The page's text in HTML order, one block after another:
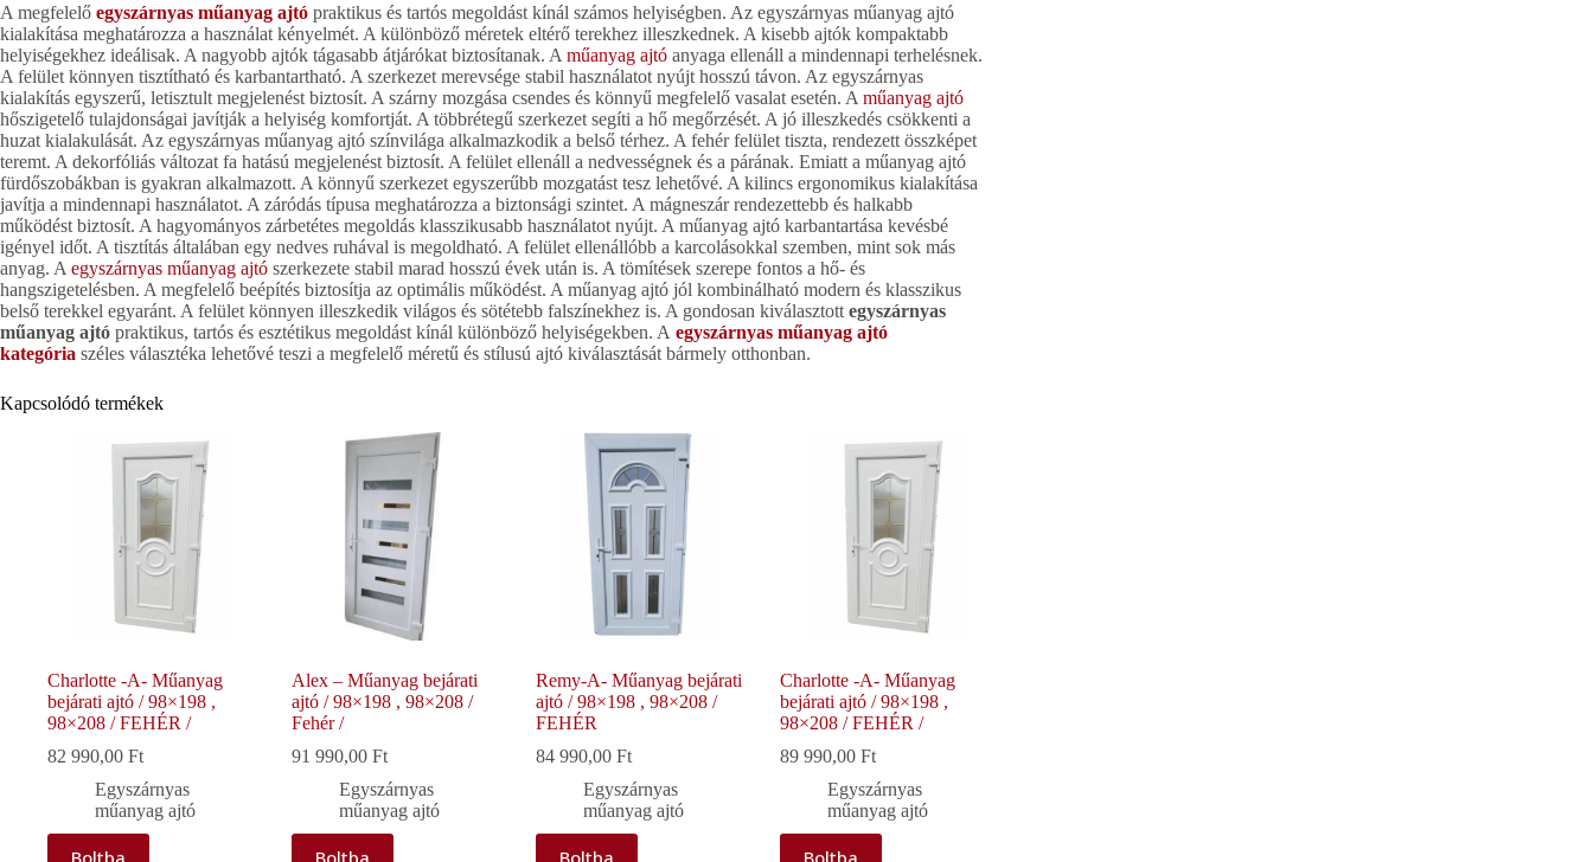
A megfelelő egyszárnyas műanyag ajtó praktikus és tartós megoldást kínál számos helyiségben. Az egyszárnyas műanyag ajtó
kialakítása meghatározza a használat kényelmét. A különböző méretek eltérő terekhez illeszkednek. A kisebb ajtók kompaktabb
helyiségekhez ideálisak. A nagyobb ajtók tágasabb átjárókat biztosítanak. A műanyag ajtó anyaga ellenáll a mindennapi terhelésnek.
A felület könnyen tisztítható és karbantartható. A szerkezet merevsége stabil használatot nyújt hosszú távon. Az egyszárnyas
kialakítás egyszerű, letisztult megjelenést biztosít. A szárny mozgása csendes és könnyű megfelelő vasalat esetén. A műanyag ajtó
hőszigetelő tulajdonságai javítják a helyiség komfortját. A többrétegű szerkezet segíti a hő megőrzését. A jó illeszkedés csökkenti a
huzat kialakulását. Az egyszárnyas műanyag ajtó színvilága alkalmazkodik a belső térhez. A fehér felület tiszta, rendezett összképet
teremt. A dekorfóliás változat fa hatású megjelenést biztosít. A felület ellenáll a nedvességnek és a párának. Emiatt a műanyag ajtó
fürdőszobákban is gyakran alkalmazott. A könnyű szerkezet egyszerűbb mozgatást tesz lehetővé. A kilincs ergonomikus kialakítása
javítja a mindennapi használatot. A záródás típusa meghatározza a biztonsági szintet. A mágneszár rendezettebb és halkabb
működést biztosít. A hagyományos zárbetétes megoldás klasszikusabb használatot nyújt. A műanyag ajtó karbantartása kevésbé
igényel időt. A tisztítás általában egy nedves ruhával is megoldható. A felület ellenállóbb a karcolásokkal szemben, mint sok más
anyag. A egyszárnyas műanyag ajtó szerkezete stabil marad hosszú évek után is. A tömítések szerepe fontos a hő- és
hangszigetelésben. A megfelelő beépítés biztosítja az optimális működést. A műanyag ajtó jól kombinálható modern és klasszikus
belső terekkel egyaránt. A felület könnyen illeszkedik világos és sötétebb falszínekhez is. A gondosan kiválasztott egyszárnyas
műanyag ajtó praktikus, tartós és esztétikus megoldást kínál különböző helyiségekben. A egyszárnyas műanyag ajtó
kategória széles választéka lehetővé teszi a megfelelő méretű és stílusú ajtó kiválasztását bármely otthonban.
Kapcsolódó termékek
Charlotte -A- Műanyag
bejárati ajtó / 98×198 ,
98×208 / FEHÉR /
82 990,00 Ft
Egyszárnyas
műanyag ajtó
Boltba
Alex – Műanyag bejárati
ajtó / 98×198 , 98×208 /
Fehér /
91 990,00Ft
Egyszárnyas
műanyag ajtó
Boltba
Remy-A- Műanyag bejárati
ajtó / 98×198 , 98×208 /
FEHÉR
84 990,00Ft
Egyszárnyas
műanyag ajtó
Boltba
Charlotte -A- Műanyag
bejárati ajtó / 98×198 ,
98×208 / FEHÉR /
89 990,00Ft
Egyszárnyas
műanyag ajtó
Boltba